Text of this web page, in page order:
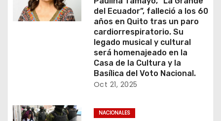
del Ecuador”, falleció a los 60
años en Quito tras un paro
cardiorrespiratorio. Su
legado musical y cultural
será homenajeado en la
Casa de la Cultura y la
Basílica del Voto Nacional.
Oct 21, 2025
NACIONALES